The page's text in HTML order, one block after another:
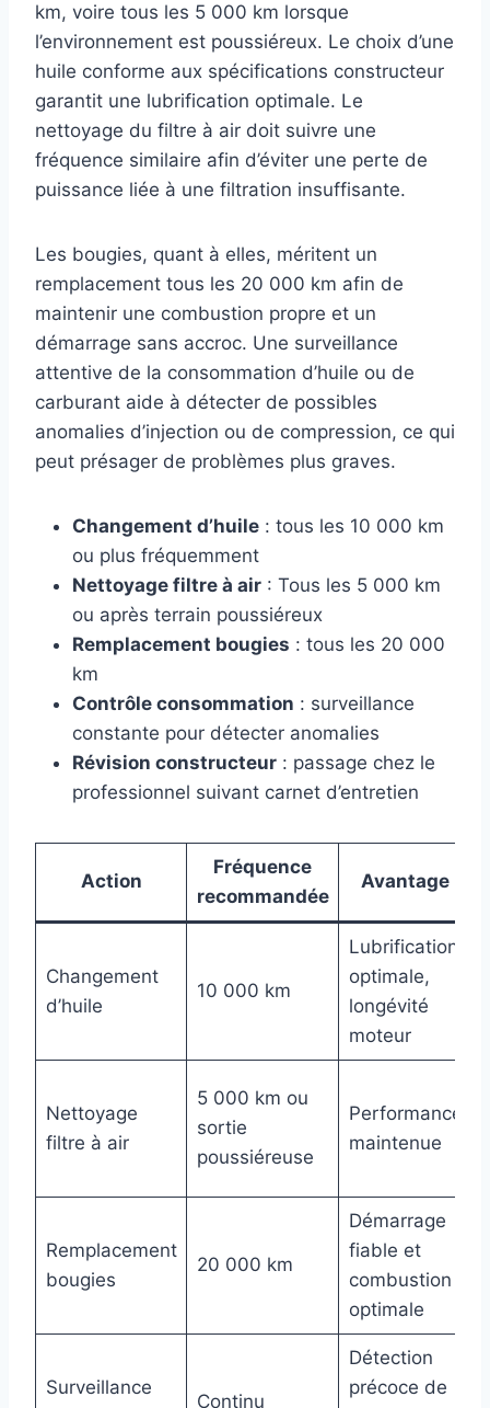
km, voire tous les 5 000 km lorsque
l’environnement est poussiéreux. Le choix d’une
huile conforme aux spécifications constructeur
garantit une lubrification optimale. Le
nettoyage du filtre à air doit suivre une
fréquence similaire afin d’éviter une perte de
puissance liée à une filtration insuffisante.
Les bougies, quant à elles, méritent un
remplacement tous les 20 000 km afin de
maintenir une combustion propre et un
démarrage sans accroc. Une surveillance
attentive de la consommation d’huile ou de
carburant aide à détecter de possibles
anomalies d’injection ou de compression, ce qui
peut présager de problèmes plus graves.
Changement d’huile : tous les 10 000 km
ou plus fréquemment
Nettoyage filtre à air : Tous les 5 000 km
ou après terrain poussiéreux
Remplacement bougies : tous les 20 000
km
Contrôle consommation : surveillance
constante pour détecter anomalies
Révision constructeur : passage chez le
professionnel suivant carnet d’entretien
Action
Fréquence
recommandée
Avantage
Changement
d’huile
10 000 km
Lubrification
optimale,
longévité
moteur
Nettoyage
filtre à air
5 000 km ou
sortie
poussiéreuse
Performance
maintenue
Remplacement
bougies
20 000 km
Démarrage
fiable et
combustion
optimale
Surveillance
Continu
Détection
précoce de